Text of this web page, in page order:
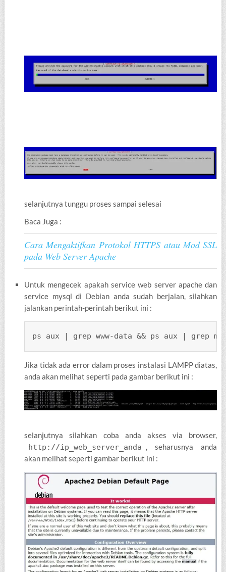
selanjutnya tunggu proses sampai selesai
Baca Juga :
Cara Mengaktifkan Protokol HTTPS atau Mod SSL
pada Web Server Apache
Untuk mengecek apakah service web server apache dan
service mysql di Debian anda sudah berjalan, silahkan
jalankan perintah-perintah berikut ini :
ps aux | grep www-data && ps aux | grep
Jika tidak ada error dalam proses instalasi LAMPP diatas,
anda akan melihat seperti pada gambar berikut ini :
selanjutnya silahkan coba anda akses via browser,
http://ip_web_server_anda , seharusnya anda
akan melihat seperti gambar berikut ini :